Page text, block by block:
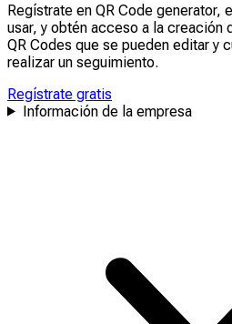
Regístrate en QR Code generator,
usar, y obtén acceso a la creación
QR Codes que se pueden editary
realizar un seguimiento.
Regístrate gratis
Información de la empresa